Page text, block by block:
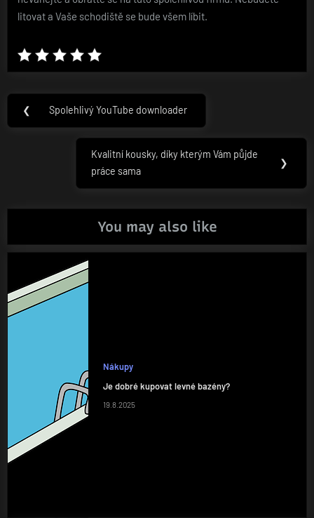
litovat a Vaše schodiště se bude všem líbit.
Navigace
pro
příspěvek
❮
Previous
Spolehlivý YouTube downloader
Next
Post:
Kvalitní kousky, díky kterým Vám půjde
práce sama
❯
You may also like
Nákupy
Je dobré kupovat levné bazény?
19.8.2025